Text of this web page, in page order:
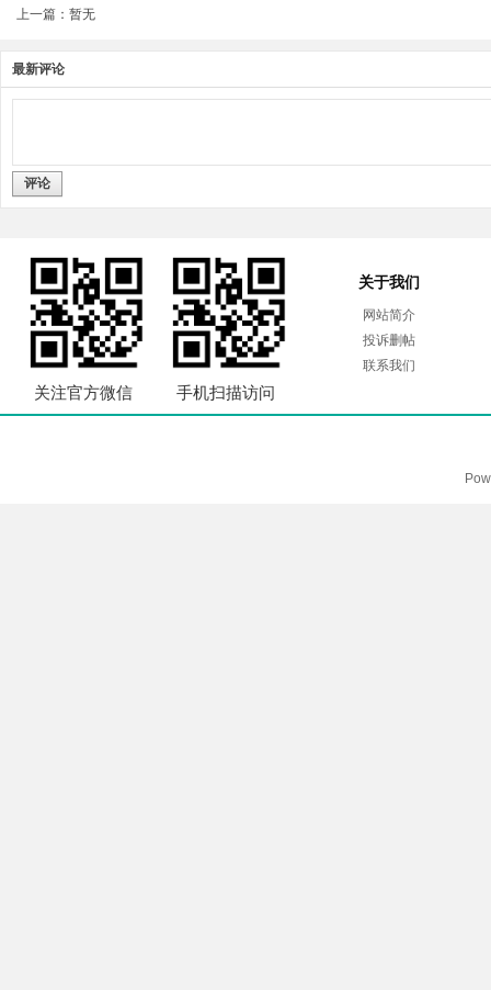
上一篇：暂无
最新评论
评论
关注官方微信 手机扫描访问
关于我们
网站简介
投诉删帖
联系我们